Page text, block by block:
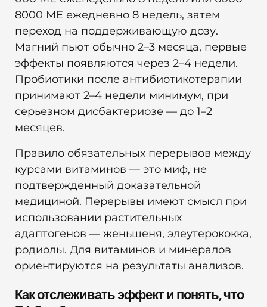
8000 МЕ ежедневно 8 недель, затем
переход на поддерживающую дозу.
Магний пьют обычно 2–3 месяца, первые
эффекты появляются через 2–4 недели.
Пробиотики после антибиотикотерапии
принимают 2–4 недели минимум, при
серьезном дисбактериозе — до 1–2
месяцев.
Правило обязательных перерывов между
курсами витаминов — это миф, не
подтвержденный доказательной
медициной. Перерывы имеют смысл при
использовании растительных
адаптогенов — женьшеня, элеутерококка,
родиолы. Для витаминов и минералов
ориентируются на результаты анализов.
Как отслеживать эффект и понять, что